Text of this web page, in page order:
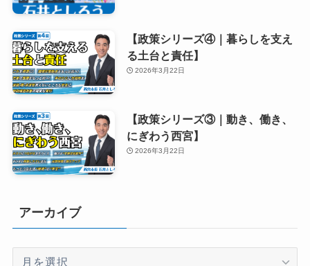
【政策シリーズ④｜暮らしを支え
る土台と責任】
2026年3月22日
【政策シリーズ③｜動き、働き、
にぎわう西宮】
2026年3月22日
アーカイブ